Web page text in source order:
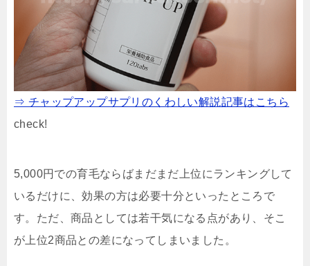
⇒ チャップアップサプリのくわしい解説記事はこちら
check!
5,000円での育毛ならばまだまだ上位にランキングして
いるだけに、効果の方は必要十分といったところで
す。ただ、商品としては若干気になる点があり、そこ
が上位2商品との差になってしまいました。